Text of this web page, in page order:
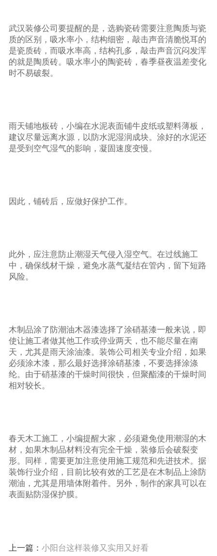
武汉装修公司要提醒的是，选购瓷砖需要注意陶质与瓷
质的区别，吸水率小，结构细密，敲击声音清脆悦耳的
是瓷质砖，而吸水率高，结构孔多，敲击声音沉闷发浑
的就是陶质砖。吸水率小的陶瓷砖，春季昼夜温差变化
时不易破裂。
雨天铺地板砖，小编在水泥表面铺牛皮纸或塑料薄板，
建议尽量远离水源，以防水泥湿润成块。涂好的水泥还
是受到空气湿气的影响，凝固速度变慢。
因此，铺砖后，应做好保护工作。
此外，应注意防止潮湿天气侵入湿空气。在过线施工
中，确保线材干燥，避免水蒸气凝结在管内，留下短路
风险。
木制品涂了防潮油木器漆选择了涂硝基漆一般来说，即
使让施工者做其他工作或停业两天，也不能尽量在南
天，尤其是雨天涂油漆。装饰公司相关专业介绍，如果
必须涂木漆，那么最好选择涂硝基漆，不要选择涂涤
纶。由于硝基漆的干燥时间很快，但聚酯漆的干燥时间
相对较长。
春天木工施工，小编提醒大家，必须避免使用潮湿的木
材，如果木制品材料没有完全干燥，装修后会破裂变
形。同样，需要更加注意使用施工规范和先进技术。据
装饰行业介绍，目前比较有效的工艺是在木制品上涂防
潮油，尤其是用墙体附着件。另外，制作的家具可以在
表面贴防湿保护膜。
上一篇： 小阳台这样装修又实用又好看